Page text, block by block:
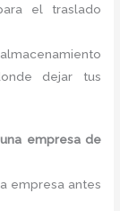
el traslado
dejar tus
empresa de
empresa antes